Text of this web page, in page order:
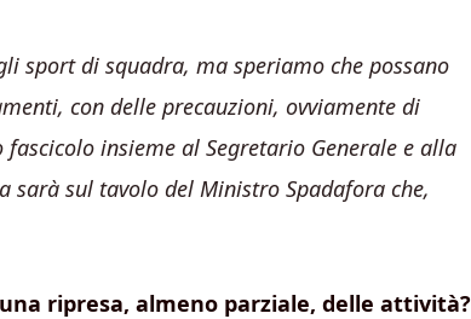
sport di squadra, ma speriamo che possano
con delle precauzioni, ovviamente di
insieme al Segretario Generale e alla
sul tavolo del Ministro Spadafora che,
ripresa, almeno parziale, delle attività?